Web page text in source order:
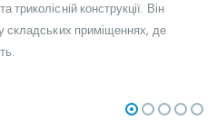
конструкції. Він
складських приміщеннях, де